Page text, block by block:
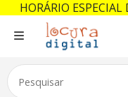
HORÁRIO ESPECIAL